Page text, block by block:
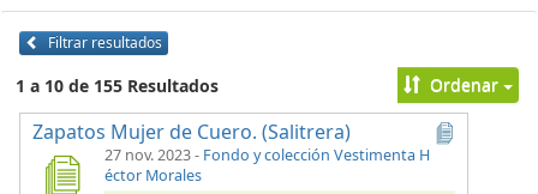
Filtrar resultados
1 a 10 de 155 Resultados Ordenar
Zapatos Mujer de Cuero. (Salitrera)
27 nov. 2023- Fondo y colección Vestimenta H
éctor Morales